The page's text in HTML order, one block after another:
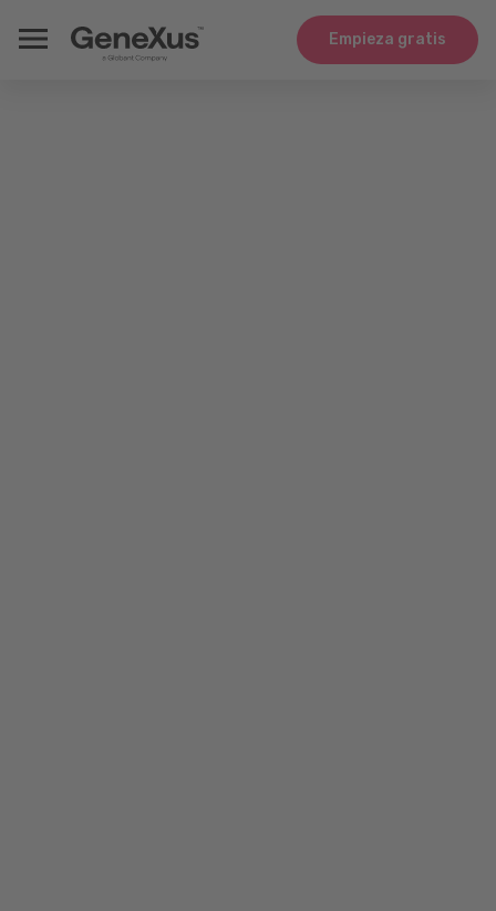
Empieza gratis